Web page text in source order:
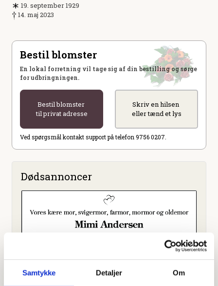
Samtykke Detaljer Om
19. september 1929
14. maj 2023
Bestil blomster
En lokal forretning vil tage sig af din bestilling og sørge
for udbringningen.
Bestil blomster
til privat adresse
Skriv en hilsen
eller tænd et lys
Ved spørgsmål kontakt support på telefon 9756 0207.
Dødsannoncer